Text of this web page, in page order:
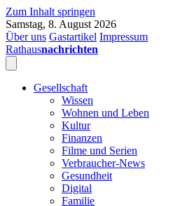
Zum Inhalt springen
Samstag, 8. August 2026
Über uns Gastartikel Impressum
Rathausnachrichten
Gesellschaft
Wissen
Wohnen und Leben
Kultur
Finanzen
Filme und Serien
Verbraucher-News
Gesundheit
Digital
Familie